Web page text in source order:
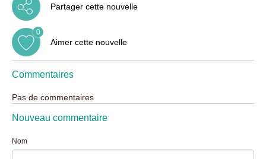
Partager cette nouvelle
Aimer cette nouvelle
0
Commentaires
Pas de commentaires
Nouveau commentaire
Nom